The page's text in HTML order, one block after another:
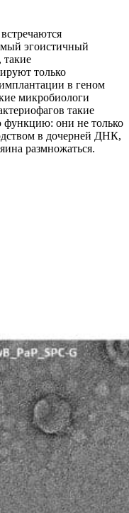
эгоистичный
такие
только
в геном
микробиологи
такие
они не только
в дочерней ДНК,
размножаться.